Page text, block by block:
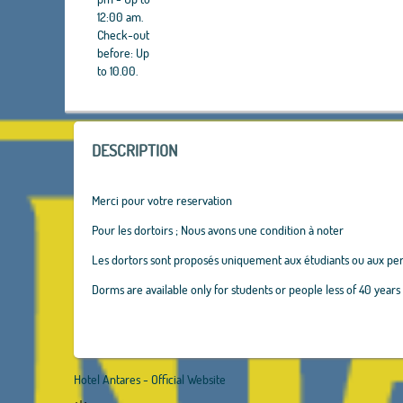
12:00 am.
Check-out
before: Up
to 10.00.
DESCRIPTION
Merci pour votre reservation
Pour les dortoirs ; Nous avons une condition à noter
Les dortors sont proposés uniquement aux étudiants ou aux
Dorms are available only for students or people less of 40 years
Hotel Antares - Official Website